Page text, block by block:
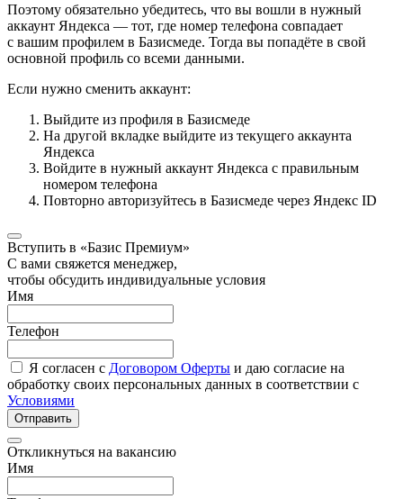
Поэтому обязательно убедитесь, что вы вошли в нужный
аккаунт Яндекса — тот, где номер телефона совпадает
с вашим профилем в Базисмеде. Тогда вы попадёте в свой
основной профиль со всеми данными.
Если нужно сменить аккаунт:
Выйдите из профиля в Базисмеде
На другой вкладке выйдите из текущего аккаунта
Яндекса
Войдите в нужный аккаунт Яндекса с правильным
номером телефона
Повторно авторизуйтесь в Базисмеде через Яндекс ID
Вступить в «Базис Премиум»
С вами свяжется менеджер,
чтобы обсудить индивидуальные условия
Имя
Телефон
Я согласен с Договором Оферты и даю согласие на
обработку своих персональных данных в соответствии с
Условиями
Отправить
Откликнуться на вакансию
Имя